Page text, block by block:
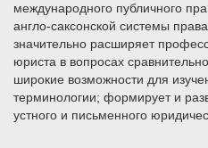
международного публичного
англо-саксонской системы
значительно расширяет
юриста в вопросах
широкие возможности для
терминологии; формирует и
устного и письменного